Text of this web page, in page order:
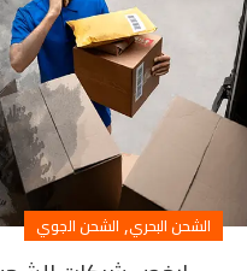
الشحن البحري, الشحن الجوي